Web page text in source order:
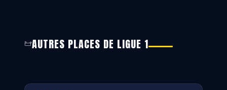
AUTRES PLACES DE LIGUE 1